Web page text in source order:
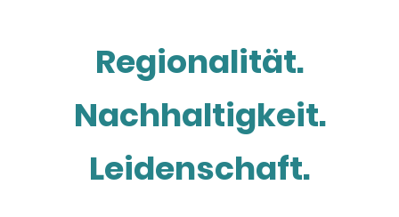
Regionalität.
Nachhaltigkeit.
Leidenschaft.